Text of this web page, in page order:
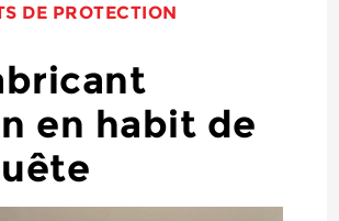
DE PROTECTION
en habit de